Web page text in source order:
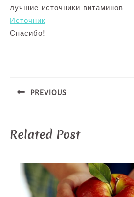
лучшие источники витаминов
Источник
Спасибо!
записям
PREVIOUS
Related Post